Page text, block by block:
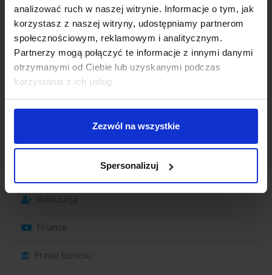
analizować ruch w naszej witrynie. Informacje o tym, jak
korzystasz z naszej witryny, udostępniamy partnerom
społecznościowym, reklamowym i analitycznym.
Partnerzy mogą połączyć te informacje z innymi danymi
otrzymanymi od Ciebie lub uzyskanymi podczas
korzystania z ich usług.
Zezwól na wszystkie
Spersonalizuj
Strategia
Marketing
Sprzedaż
Obsługa klienta
Work-life balance
Zarządzanie zespołem
Rekrutacja
Finanse
Prawo biznesu